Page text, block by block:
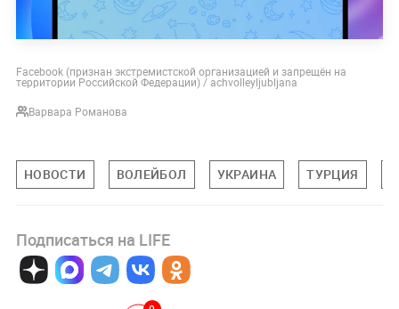
Facebook (признан экстремистской организацией и запрещён на
территории Российской Федерации) / achvolleyljubljana
Варвара Романова
НОВОСТИ ВОЛЕЙБОЛ УКРАИНА ТУРЦИЯ
Подписаться на LIFE